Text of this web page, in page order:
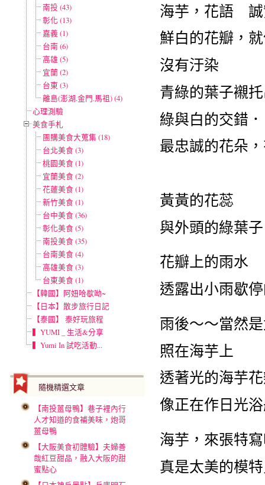
南投 (43)
彰化 (13)
嘉義 (1)
台南 (6)
高雄 (5)
宜蘭 (2)
台東 (3)
離島(澎湖.金門.馬祖) (4)
心理測驗
美食手札
團購美食大蒐集 (18)
台北美食 (3)
桃園美食 (1)
宜蘭美食 (2)
花蓮美食 (1)
新竹美食 (1)
台中美食 (36)
彰化美食 (5)
南投美食 (35)
台南美食 (4)
高雄美食 (3)
台東美食 (1)
【韓國】阿妞哈歇呦~
【日本】散步旅行日記
【泰國】 泰好玩旅程
▍YUMI _ 生活&分享
▍Yumi In 試吃活動...
隨機精選文章
【南投薑母鴨】巷子裡內行
人才知道的食補美味，炮哥
薑母鴨
【大阪美食初體驗】夫婦善
哉紅豆甜品，融入大阪的甜
蜜點心
海芋，花語
鮮白的花瓣，
沒有汙染
青綠的葉子襯
綠與白的交錯
最忠誠的花朵
黃黃的花蕊
與外頭的綠葉
花瓣上的雨水
透露出小雨歇
雨後～～當然
照在海芋上
透著光的海芋
像正在作日光
海芋，來張特
真是太美的模